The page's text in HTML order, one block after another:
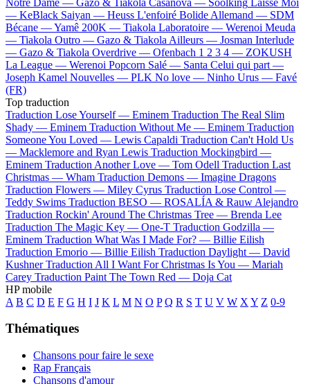
— KeBlack Saiyan — Heuss L'enfoiré Bolide Allemand — SDM
Bécane —Yamê 200K — Tiakola Laboratoire — Werenoi Meuda
— Tiakola Outro — Gazo & Tiakola Ailleurs — Josman Interlude
— Gazo & Tiakola Overdrive — Ofenbach 1 2 3 4 — ZOKUSH
La League — Werenoi Popcorn Salé — Santa Celui qui part —
Joseph Kamel Nouvelles — PLK No love — Ninho Urus — Favé
(FR)
Top traduction
Traduction Lose Yourself — Eminem Traduction The Real Slim
Shady — Eminem Traduction Without Me — Eminem Traduction
Someone You Loved — Lewis Capaldi Traduction Can't Hold Us
— Macklemore and Ryan Lewis Traduction Mockingbird —
Eminem Traduction Another Love — Tom Odell Traduction Last
Christmas — Wham Traduction Demons — Imagine Dragons
Traduction Flowers — Miley Cyrus Traduction Lose Control —
Teddy Swims Traduction BESO — ROSALÍA & Rauw Alejandro
Traduction Rockin' Around The Christmas Tree — Brenda Lee
Traduction The Magic Key — One-T Traduction Godzilla —
Eminem Traduction What Was I Made For? — Billie Eilish
Traduction Emorio — Billie Eilish Traduction Daylight — David
Kushner Traduction All I Want For Christmas Is You — Mariah
Carey Traduction Paint The Town Red — Doja Cat
HP mobile
A B C D E F G H I J K L M N O P Q R S T U V W X Y Z 0-9
Thématiques
Chansons pour faire le sexe
Rap Français
Chansons d'amour